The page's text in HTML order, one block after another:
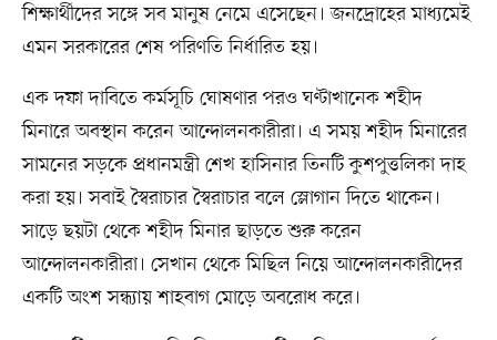
শিক্ষার্থীদের সঙ্গে সব মানুষ নেমে এসেছেন। জনদ্রোহের মাধ্যমেই
এমন সরকারের শেষ পরিণতি নির্ধারিত হয়।
এক দফা দাবিতে কর্মসূচি ঘোষণার পরও ঘণ্টাখানেক শহীদ
মিনারে অবস্থান করেন আন্দোলনকারীরা। এ সময় শহীদ মিনারের
সামনের সড়কে প্রধানমন্ত্রী শেখ হাসিনার তিনটি কুশপুত্তলিকা দাহ
করা হয়। সবাই স্বৈরাচার স্বৈরাচার বলে স্লোগান দিতে থাকেন।
সাড়ে ছয়টা থেকে শহীদ মিনার ছাড়তে শুরু করেন
আন্দোলনকারীরা। সেখান থেকে মিছিল নিয়ে আন্দোলনকারীদের
একটি অংশ সন্ধ্যায় শাহবাগ মোড়ে অবরোধ করে।